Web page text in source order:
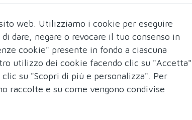
web. Utilizziamo i cookie per eseguire
dare, negare o revocare il tuo consenso in
cookie" presente in fondo a ciascuna
utilizzo dei cookie facendo clic su "Accetta"
su "Scopri di più e personalizza". Per
raccolte e su come vengono condivise